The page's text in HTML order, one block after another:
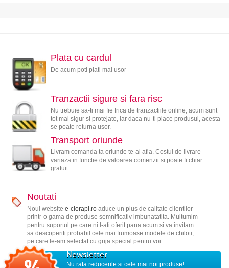
Plata cu cardul
De acum poti plati mai usor
Tranzactii sigure si fara risc
Nu trebuie sa-ti mai fie frica de tranzactiile online, acum sunt
tot mai sigur si protejate, iar daca nu-ti place produsul, acesta
se poate returna usor.
Transport oriunde
Livram comanda ta oriunde te-ai afla. Costul de livrare
variaza in functie de valoarea comenzii si poate fi chiar
gratuit.
Noutati
Noul website e-ciorapi.roaduce un plus de calitate clientilor
printr-o gama de produse semnificativ imbunatatita. Multumim
pentru suportul pe care ni l-ati oferit pana acum si va invitam
sa descoperiti probabil cele mai frumoase modele de chiloti,
pe care le-am selectat cu grija special pentru voi.
Newsletter
Nu rata reducerile si cele mai noi produse!